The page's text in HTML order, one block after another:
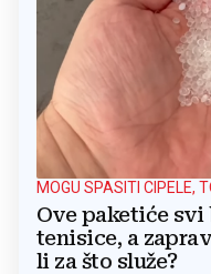
MOGU SPASITI CIPELE,
Ove paketiće svi
tenisice, a
li za što služe?